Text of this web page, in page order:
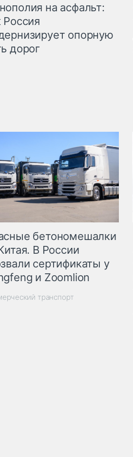
на асфальт:
Россия
опорную
дорог
бетономешалки
В России
сертификаты у
и Zoomlion
транспорт